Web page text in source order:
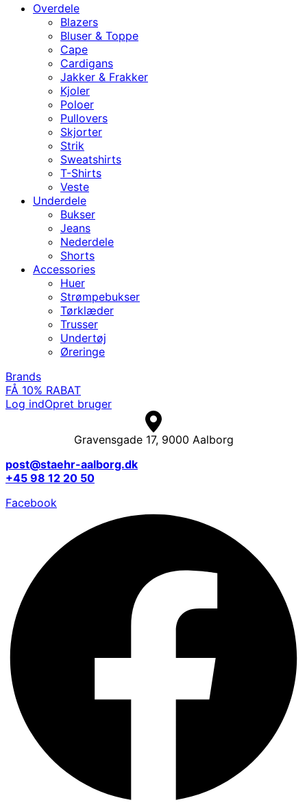
Overdele
Blazers
Bluser & Toppe
Cape
Cardigans
Jakker & Frakker
Kjoler
Poloer
Pullovers
Skjorter
Strik
Sweatshirts
T-Shirts
Veste
Underdele
Bukser
Jeans
Nederdele
Shorts
Accessories
Huer
Strømpebukser
Tørklæder
Trusser
Undertøj
Øreringe
Brands
FÅ 10% RABAT
Log indOpret bruger
Gravensgade 17, 9000 Aalborg
post@staehr-aalborg.dk
+45 98 12 20 50
Facebook